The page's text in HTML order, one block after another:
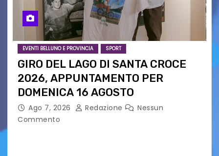
EVENTI BELLUNO E PROVINCIA SPORT
GIRO DEL LAGO DI SANTA CROCE
2026, APPUNTAMENTO PER
DOMENICA 16 AGOSTO
Ago 7, 2026 Redazione
Nessun
Commento